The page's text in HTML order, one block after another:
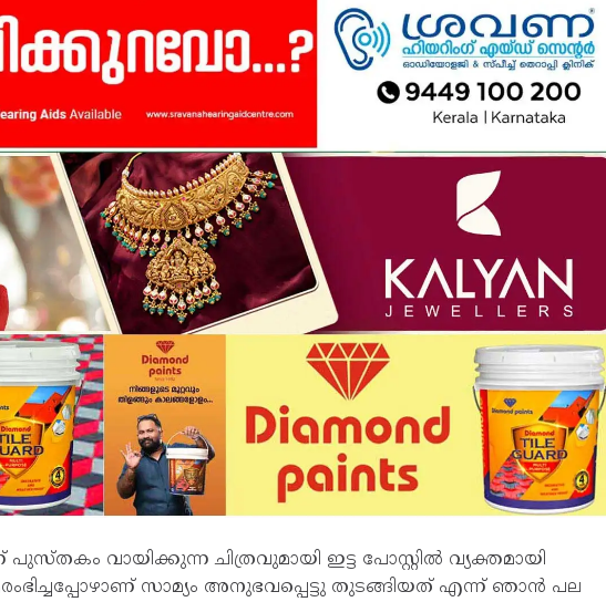
വായിക്കുന്ന ചിത്രവുമായി ഇട്ട പോസ്റ്റില്‍ വ്യക്തമായി
സാമ്യം അനുഭവപ്പെട്ടു തുടങ്ങിയത് എന്ന് ഞാന്‍ പല